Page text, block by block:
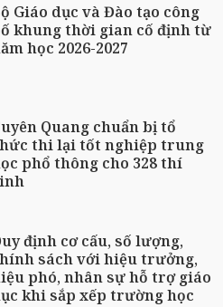
Giáo dục và Đào tạo công
khung thời gian cố định từ
học 2026-2027
Quang chuẩn bị tổ
thi lại tốt nghiệp trung
phổ thông cho 328 thí
định cơ cấu, số lượng,
sách với hiệu trưởng,
phó, nhân sự hỗ trợ giáo
khi sắp xếp trường học